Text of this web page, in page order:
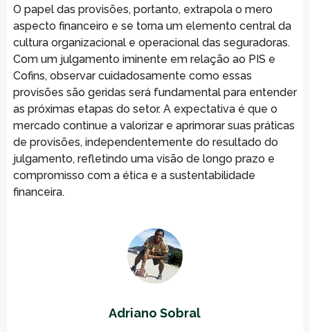
O papel das provisões, portanto, extrapola o mero
aspecto financeiro e se torna um elemento central da
cultura organizacional e operacional das seguradoras.
Com um julgamento iminente em relação ao PIS e
Cofins, observar cuidadosamente como essas
provisões são geridas será fundamental para entender
as próximas etapas do setor. A expectativa é que o
mercado continue a valorizar e aprimorar suas práticas
de provisões, independentemente do resultado do
julgamento, refletindo uma visão de longo prazo e
compromisso com a ética e a sustentabilidade
financeira.
Adriano Sobral